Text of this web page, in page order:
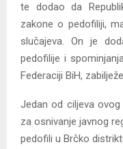
te dodao da
zakone o pedofiliji,
slučajeva. On je
pedofilije i
Federaciji BiH,
Jedan od ciljeva
za osnivanje javnog
pedofili u Brčko